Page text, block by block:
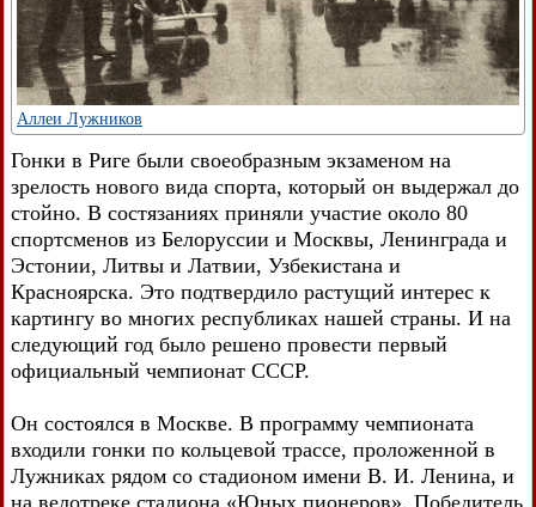
Аллеи Лужников
Гонки в Риге были своеобразным экзаменом на
зрелость нового вида спорта, который он выдержал до
стойно. В состязаниях приняли участие около 80
спортсменов из Белоруссии и Москвы, Ленинграда и
Эстонии, Литвы и Латвии, Узбекистана и
Красноярска. Это подтвердило растущий интерес к
картингу во многих республиках нашей страны. И на
следующий год было решено провести первый
официальный чемпионат СССР.
Он состоялся в Москве. В программу чемпионата
входили гонки по кольцевой трассе, проложенной в
Лужниках рядом со стадионом имени В. И. Ленина, и
на велотреке стадиона «Юных пионеров». Победитель